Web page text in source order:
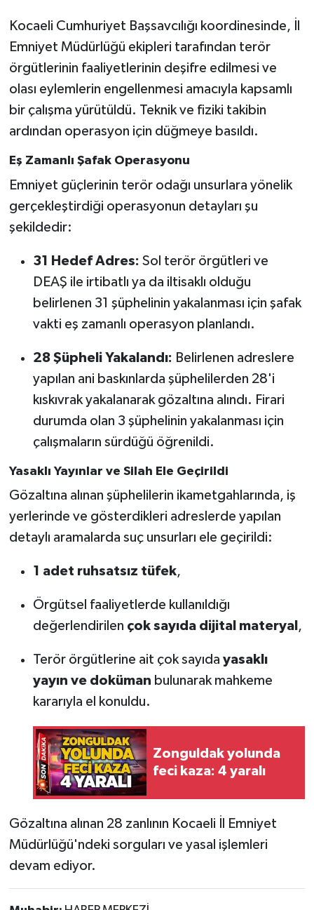
Kocaeli Cumhuriyet Başsavcılığı koordinesinde, İl
Emniyet Müdürlüğü ekipleri tarafından terör
örgütlerinin faaliyetlerinin deşifre edilmesi ve
olası eylemlerin engellenmesi amacıyla kapsamlı
bir çalışma yürütüldü. Teknik ve fiziki takibin
ardından operasyon için düğmeye basıldı.
Eş Zamanlı Şafak Operasyonu
Emniyet güçlerinin terör odağı unsurlara yönelik
gerçekleştirdiği operasyonun detayları şu
şekildedir:
31 Hedef Adres: Sol terör örgütleri ve
DEAŞ ile irtibatlı ya da iltisaklı olduğu
belirlenen 31 şüphelinin yakalanması için şafak
vakti eş zamanlı operasyon planlandı.
28 Şüpheli Yakalandı: Belirlenen adreslere
yapılan ani baskınlarda şüphelilerden 28'i
kıskıvrak yakalanarak gözaltına alındı. Firari
durumda olan 3 şüphelinin yakalanması için
çalışmaların sürdüğü öğrenildi.
Yasaklı Yayınlar ve Silah Ele Geçirildi
Gözaltına alınan şüphelilerin ikametgahlarında, iş
yerlerinde ve gösterdikleri adreslerde yapılan
detaylı aramalarda suç unsurları ele geçirildi:
1 adet ruhsatsız tüfek,
Örgütsel faaliyetlerde kullanıldığı
değerlendirilen çok sayıda dijital materyal ,
Terör örgütlerine ait çok sayıda yasaklı
yayın ve doküman bulunarak mahkeme
kararıyla el konuldu.
Zonguldak yolunda
feci kaza: 4 yaralı
Gözaltına alınan 28 zanlının Kocaeli İl Emniyet
Müdürlüğü'ndeki sorguları ve yasal işlemleri
devam ediyor.
İş ilanı
Kilimli
MAGAZİN
Politika
Röportaj
Sağlık
SİYASET
Spor
Ulusal
Yaşam